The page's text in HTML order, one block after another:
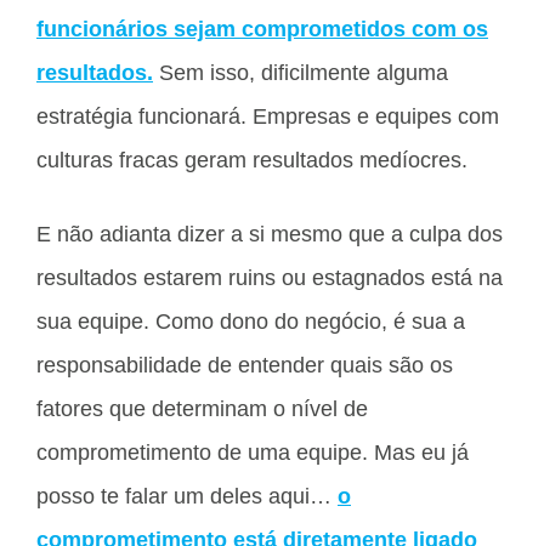
funcionários sejam comprometidos com os
resultados. Sem isso, dificilmente alguma
estratégia funcionará. Empresas e equipes com
culturas fracas geram resultados medíocres.
E não adianta dizer a si mesmo que a culpa dos
resultados estarem ruins ou estagnados está na
sua equipe. Como dono do negócio, é sua a
responsabilidade de entender quais são os
fatores que determinam o nível de
comprometimento de uma equipe. Mas eu já
posso te falar um deles aqui… o
comprometimento está diretamente ligado